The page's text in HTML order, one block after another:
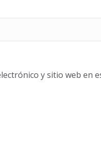
y sitio web en